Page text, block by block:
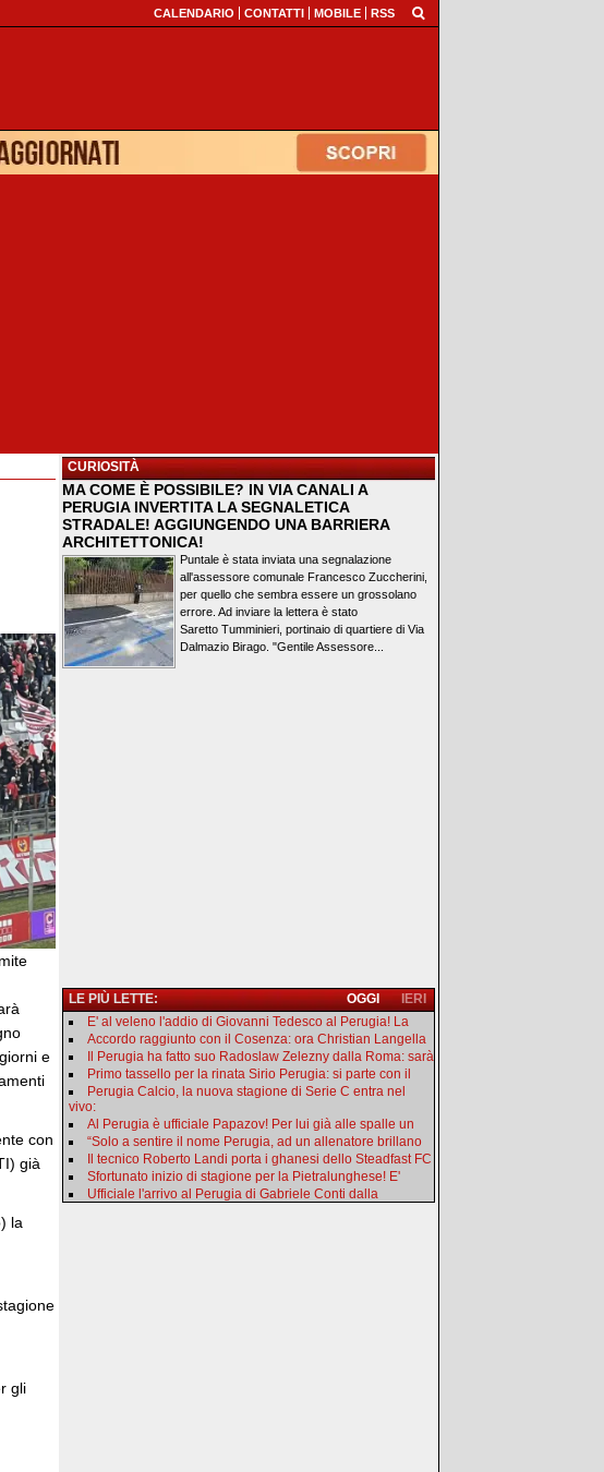
CALENDARIO CONTATTI MOBILE RSS
e
con
già
la
gli
CURIOSITÀ
MA COME È POSSIBILE? IN VIA CANALI A
PERUGIA INVERTITA LA SEGNALETICA
STRADALE! AGGIUNGENDO UNA BARRIERA
ARCHITETTONICA!
Puntale è stata inviata una segnalazione
all'assessore comunale Francesco Zuccherini,
per quello che sembra essere un grossolano
errore. Ad inviare la lettera è stato
Saretto Tumminieri, portinaio di quartiere di Via
Dalmazio Birago. "Gentile Assessore...
LE PIÙ LETTE: IERI
OGGI
E' al veleno l'addio di Giovanni Tedesco al Perugia! La
Accordo raggiunto con il Cosenza: ora Christian Langella
Il Perugia ha fatto suo Radoslaw Zelezny dalla Roma: sarà
Primo tassello per la rinata Sirio Perugia: si parte con il
Perugia Calcio, la nuova stagione di Serie C entra nel
vivo:
Al Perugia è ufficiale Papazov! Per lui già alle spalle un
“Solo a sentire il nome Perugia, ad un allenatore brillano
Il tecnico Roberto Landi porta i ghanesi dello Steadfast FC
Sfortunato inizio di stagione per la Pietralunghese! E'
Ufficiale l'arrivo al Perugia di Gabriele Conti dalla